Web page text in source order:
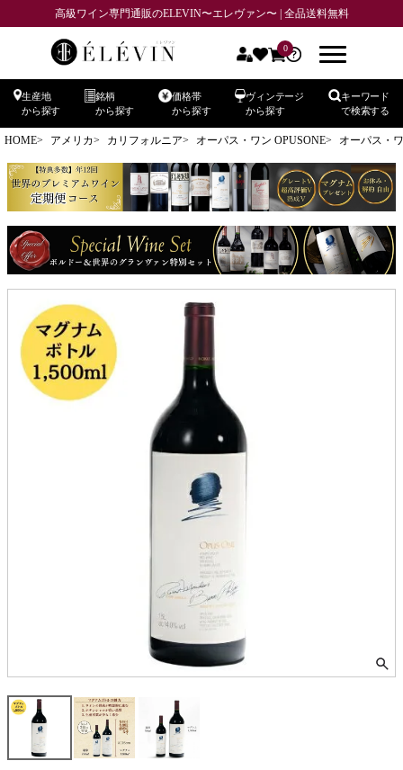
高級ワイン専門通販のELEVIN〜エレヴァン〜 | 全品送料無料
0
生産地
から探す
銘柄
から探す
価格帯
から探す
ヴィンテージ
から探す
キーワード
で検索する
HOME アメリカ カリフォルニア オーパス・ワン OPUSONE オーパス・